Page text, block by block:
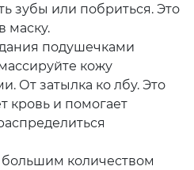
зубы или побриться. Это
маску.
подушечками
кожу
От затылка ко лбу. Это
кровь и помогает
количеством